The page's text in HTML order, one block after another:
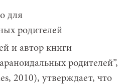
и автор книги
родителей”,
2010), утверждает, что